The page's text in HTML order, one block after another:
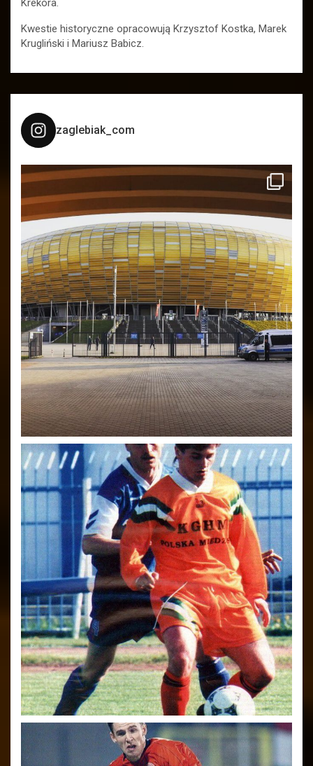
Krekora.
Kwestie historyczne opracowują Krzysztof Kostka, Marek
Krugliński i Mariusz Babicz.
zaglebiak_com